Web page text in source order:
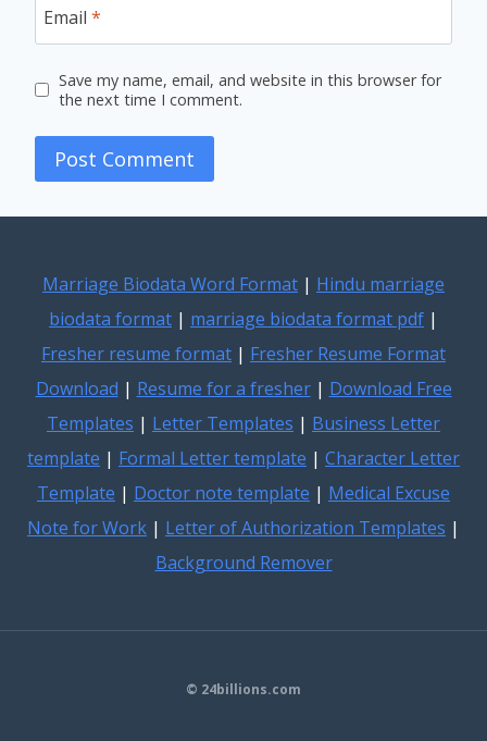
Email *
Save my name, email, and website in this browser for
the next time I comment.
Marriage Biodata Word Format | Hindu marriage
biodata format | marriage biodata format pdf |
Fresher resume format | Fresher Resume Format
Download | Resume for a fresher| Download Free
Templates | Letter Templates | Business Letter
template | Formal Letter template | Character Letter
Template | Doctor note template | Medical Excuse
Note for Work | Letter of Authorization Templates |
Background Remover
© 24billions.com